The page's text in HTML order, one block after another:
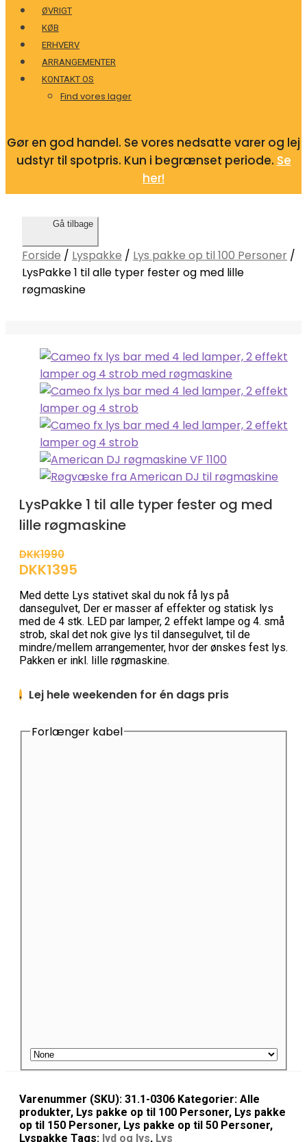
ØVRIGT
KØB
ERHVERV
ARRANGEMENTER
KONTAKT OS
Find vores lager
Gør en god handel. Se vores nedsatte varer og lej
udstyr til spotpris. Kun i begrænset periode. Se
her!
Gå tilbage
Forside / Lyspakke / Lys pakke op til 100 Personer /
LysPakke 1 til alle typer fester og med lille
røgmaskine
LysPakke 1 til alle typer fester og med
lille røgmaskine
DKK1990
DKK1395
Med dette Lys stativet skal du nok få lys på
dansegulvet, Der er masser af effekter og statisk lys
med de 4 stk. LED par lamper, 2 effekt lampe og 4. små
strob, skal det nok give lys til dansegulvet, til de
mindre/mellem arrangementer, hvor der ønskes fest lys.
Pakken er inkl. lille røgmaskine.
. Lej hele weekenden for én dags pris
Forlænger kabel
Varenummer (SKU): 31.1-0306 Kategorier: Alle
produkter, Lys pakke op til 100 Personer, Lys pakke
op til 150 Personer, Lys pakke op til 50 Personer,
Lyspakke Tags: lyd og lys, Lys